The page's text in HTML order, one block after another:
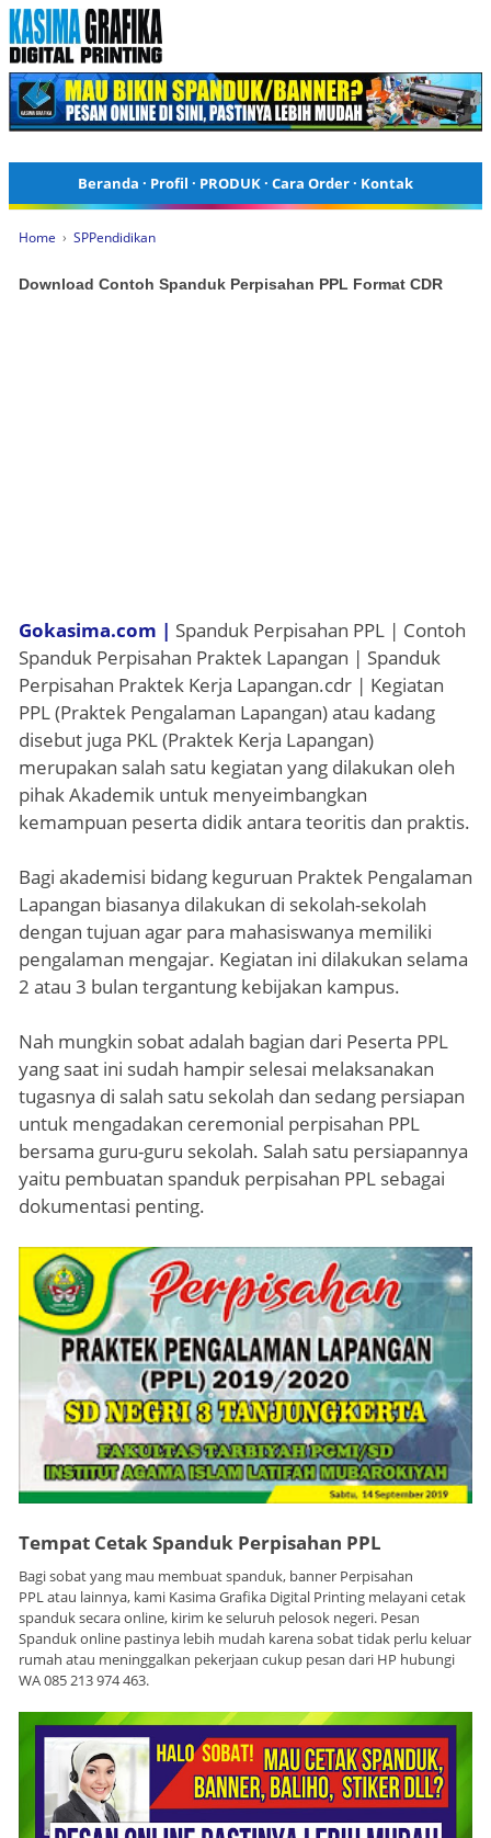
Beranda · Profil · PRODUK· Cara Order· Kontak
Home › SPPendidikan
Download Contoh Spanduk Perpisahan PPL Format CDR
Gokasima.com | Spanduk Perpisahan PPL | Contoh
Spanduk Perpisahan Praktek Lapangan | Spanduk
Perpisahan Praktek Kerja Lapangan.cdr | Kegiatan
PPL (Praktek Pengalaman Lapangan) atau kadang
disebut juga PKL (Praktek Kerja Lapangan)
merupakan salah satu kegiatan yang dilakukan oleh
pihak Akademik untuk menyeimbangkan
kemampuan peserta didik antara teoritis dan praktis.
Bagi akademisi bidang keguruan Praktek Pengalaman
Lapangan biasanya dilakukan di sekolah-sekolah
dengan tujuan agar para mahasiswanya memiliki
pengalaman mengajar. Kegiatan ini dilakukan selama
2 atau 3 bulan tergantung kebijakan kampus.
Nah mungkin sobat adalah bagian dari Peserta PPL
yang saat ini sudah hampir selesai melaksanakan
tugasnya di salah satu sekolah dan sedang persiapan
untuk mengadakan ceremonial perpisahan PPL
bersama guru-guru sekolah. Salah satu persiapannya
yaitu pembuatan spanduk perpisahan PPL sebagai
dokumentasi penting.
Tempat Cetak Spanduk Perpisahan PPL
Bagi sobat yang mau membuat spanduk, banner Perpisahan
PPL atau lainnya, kami Kasima Grafika Digital Printing melayani cetak
spanduk secara online, kirim ke seluruh pelosok negeri. Pesan
Spanduk online pastinya lebih mudah karena sobat tidak perlu keluar
rumah atau meninggalkan pekerjaan cukup pesan dari HP hubungi
WA 085 213 974 463.